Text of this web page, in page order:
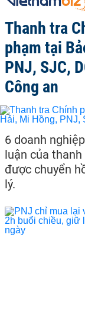
Thanh tra
phạm tại
PNJ, SJC,
Công an
6 doanh
luận của
được chuyển
lý.